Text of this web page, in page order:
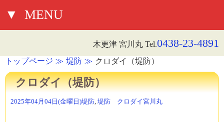
▼ MENU
木更津 宮川丸 Tel.0438-23-4891
トップページ 堤防 クロダイ（堤防）
クロダイ（堤防）
2025年04月04日(金曜日)堤防, 堤防 クロダイ宮川丸